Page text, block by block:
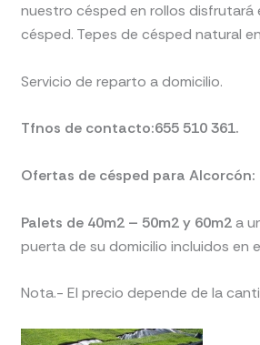
nuestro césped en rollos
césped. Tepes de césped natural
Servicio de reparto a domicilio.
Tfnos de contacto:655 510 361.
Ofertas de césped para Alcorcón:
Palets de 40m2 – 50m2 y 60m2a
puerta de su domicilio incluidos en
Nota.- El precio depende de la